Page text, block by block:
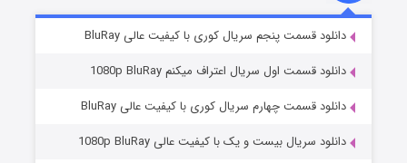
قسمت۵ (زیرنویس) منتشر شد
دانلود قسمت پنجم سریال کوری با کیفیت عالی BluRay
دانلود قسمت اول سریال اعتراف میکنم 1080p BluRay
دانلود قسمت چهارم سریال کوری با کیفیت عالی BluRay
دانلود سریال بیست و یک با کیفیت عالی 1080p BluRay